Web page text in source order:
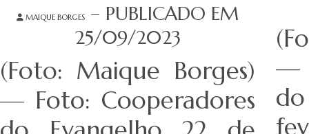
MAIQUE BORGES
– PUBLICADO EM
25/09/2023
(Foto: Maique Borges)
— Foto: Cooperadores
—